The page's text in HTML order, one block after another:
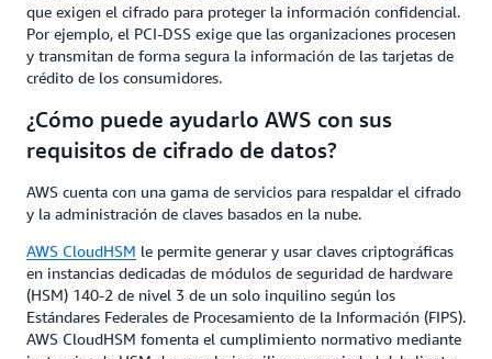
que exigen el cifrado para proteger la información confidencial.
Por ejemplo, el PCI-DSS exige que las organizaciones procesen
y transmitan de forma segura la información de las tarjetas de
crédito de los consumidores.
¿Cómo puede ayudarlo AWS con sus
requisitos de cifrado de datos?
AWS cuenta con una gama de servicios para respaldar el cifrado
y la administración de claves basados en la nube.
AWS CloudHSM le permite generar y usar claves criptográficas
en instancias dedicadas de módulos de seguridad de hardware
(HSM) 140-2 de nivel 3 de un solo inquilino según los
Estándares Federales de Procesamiento de la Información (FIPS).
AWS CloudHSM fomenta el cumplimiento normativo mediante